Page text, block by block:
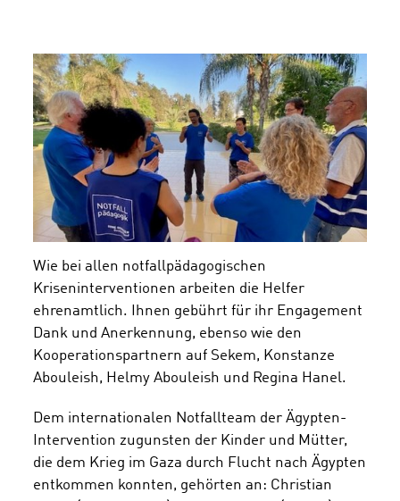
Wie bei allen notfallpädagogischen
Kriseninterventionen arbeiten die Helfer
ehrenamtlich. Ihnen gebührt für ihr Engagement
Dank und Anerkennung, ebenso wie den
Kooperationspartnern auf Sekem, Konstanze
Abouleish, Helmy Abouleish und Regina Hanel.
Dem internationalen Notfallteam der Ägypten-
Intervention zugunsten der Kinder und Mütter,
die dem Krieg im Gaza durch Flucht nach Ägypten
entkommen konnten, gehörten an: Christian